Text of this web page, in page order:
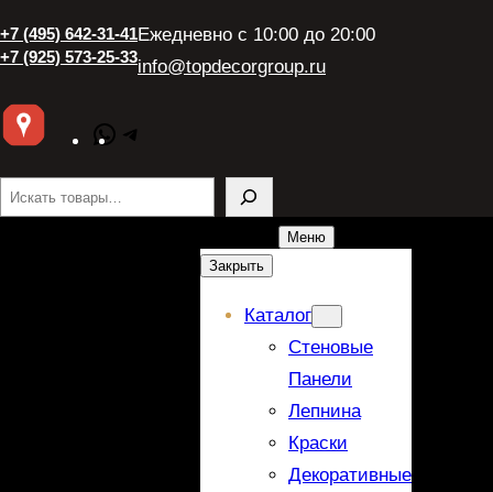
+7 (495) 642-31-41
+7 (925) 573-25-33
Ежедневно с 10:00 до 20:00
info@topdecorgroup.ru
WhatsApp
Поиск
Меню
Закрыть
Каталог
Стеновые
Панели
Лепнина
Краски
Декоративные